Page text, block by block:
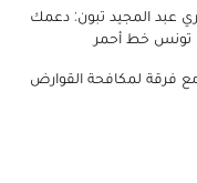
عبد المجيد تبون: دعمك
تونس خط أحمر
فرقة لمكافحة القوارض